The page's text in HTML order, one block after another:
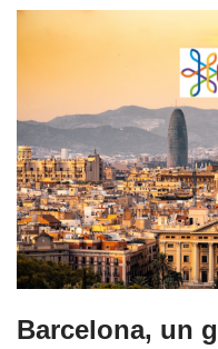
Barcelona, un